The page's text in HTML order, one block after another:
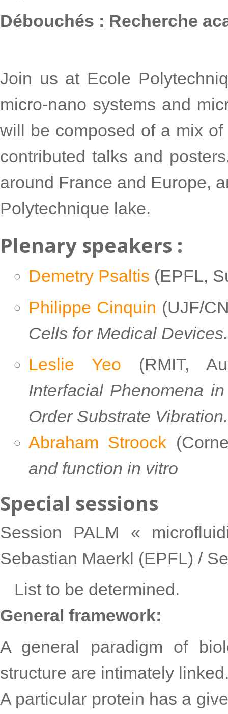
Débouchés : Recherche
Join us at Ecole
micro-nano systems and
will be composed of a mix
contributed talks and
around France and Europe,
Polytechnique lake.
Plenary speakers :
Demetry Psaltis (EPFL,
Philippe Cinquin (UJF/
Cells for Medical Devices.
Leslie Yeo (RMIT,
Interfacial Phenomena
Order Substrate Vibration.
Abraham Stroock
and function in vitro
Special sessions
Session PALM «
Sebastian Maerkl (EPFL) /
List to be determined.
General framework:
A general paradigm of
structure are intimately
A particular protein has a